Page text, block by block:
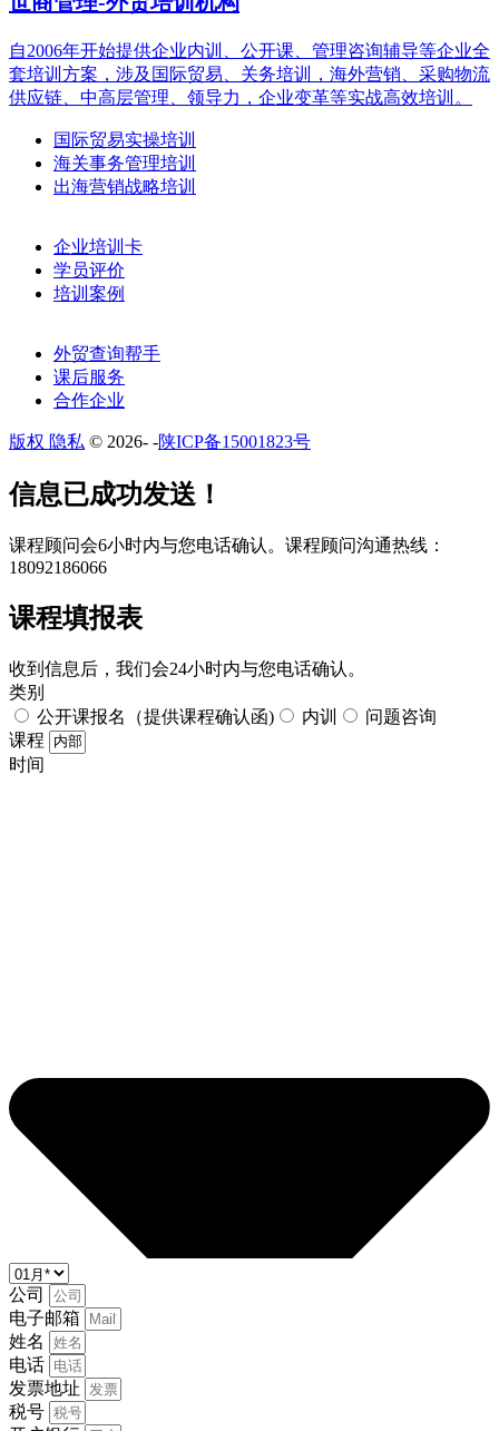
自2006年开始提供企业内训、公开课、管理咨询辅导等企业全
套培训方案，涉及国际贸易、关务培训，海外营销、采购物流
供应链、中高层管理、领导力，企业变革等实战高效培训。
国际贸易实操培训
海关事务管理培训
出海营销战略培训
企业培训卡
学员评价
培训案例
外贸查询帮手
课后服务
合作企业
版权 隐私 © 2026- -陕ICP备15001823号
​​信息已成功发送！
课程顾问会6小时内与您电话确认。​课程顾问沟通热线：
18092186066
课程填报表​
收到信息后，我们会24小时内与您电话确认。​
类别
公开课报名（提供课程确认函)
内训
问题咨询
课程
时间
公司
电子邮箱
姓名
电话
发票地址
税号